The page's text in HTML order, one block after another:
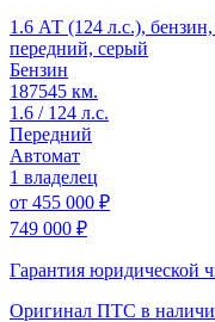
1.6 АТ (124 л.с.),
передний, серый
Бензин
187545 км.
1.6 / 124 л.с.
Передний
Автомат
1 владелец
от 455 000 ₽
749 000 ₽
Гарантия юридической
Оригинал ПТС в